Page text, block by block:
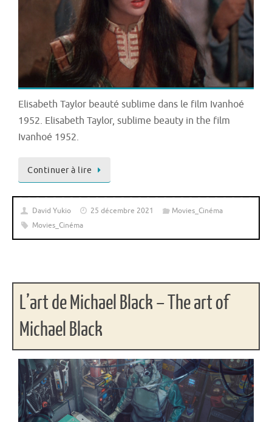
Elisabeth Taylor beauté sublime dans le film Ivanhoé
1952. Elisabeth Taylor, sublime beauty in the film
Ivanhoé 1952.
Continuer à lire
David Yukio 25 décembre 2021
Movies_Cinéma
Movies_Cinéma
L’art de Michael Black – The art of
Michael Black